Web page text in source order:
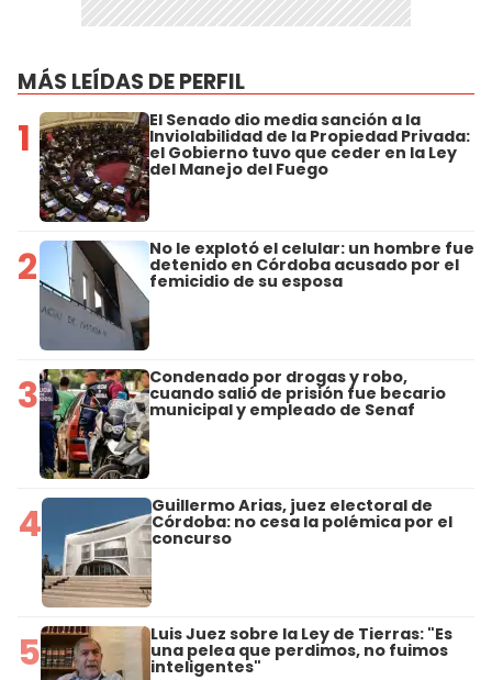
MÁS LEÍDAS DE PERFIL
1 El Senado dio media sanción a la
Inviolabilidad de la Propiedad Privada:
el Gobierno tuvo que ceder en la Ley
del Manejo del Fuego
2 No le explotó el celular: un hombre fue
detenido en Córdoba acusado por el
femicidio de su esposa
3 Condenado por drogas y robo,
cuando salió de prisión fue becario
municipal y empleado de Senaf
4 Guillermo Arias, juez electoral de
Córdoba: no cesa la polémica por el
concurso
5 Luis Juez sobre la Ley de Tierras: "Es
una pelea que perdimos, no fuimos
inteligentes"